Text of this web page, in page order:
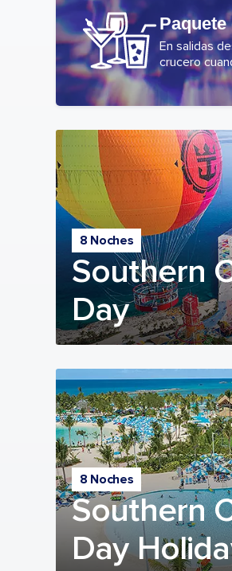
En salidas
crucero
8 Noches
Southern
Day
8 Noches
Southern
Day